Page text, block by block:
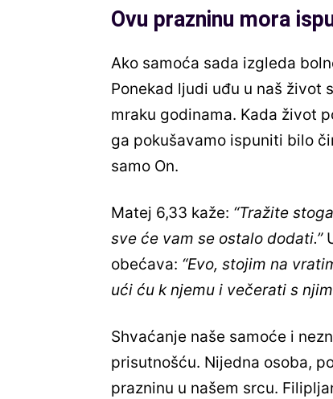
Ovu prazninu mora
Ako samoća sada izgleda
Ponekad ljudi uđu u naš život
mraku godinama. Kada život
ga pokušavamo ispuniti bilo
samo On.
Matej 6,33 kaže: “Tražite
sve će vam se ostalo dodati.”
obećava: “Evo, stojim na
ući ću k njemu i večerati s
Shvaćanje naše samoće i
prisutnošću. Nijedna osoba,
prazninu u našem srcu.